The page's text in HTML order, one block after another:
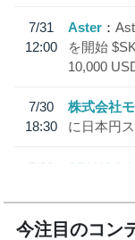
7/31
12:00
Aster
を開始
10,000
7/30
18:30
株式会社
に日本円
7/29
SBI VCト
今注目のコン